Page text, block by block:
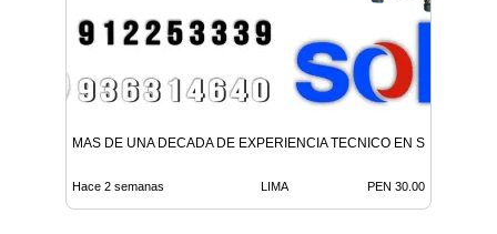
MAS DE UNA DECADA DE EXPERIENCIA TECNICO EN SAN BORJA
Hace 2 semanas LIMA PEN 30.00